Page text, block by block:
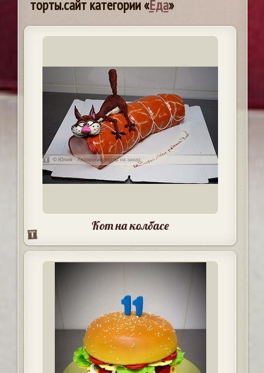
торты.сайт категории «Еда»
Кот на колбасе